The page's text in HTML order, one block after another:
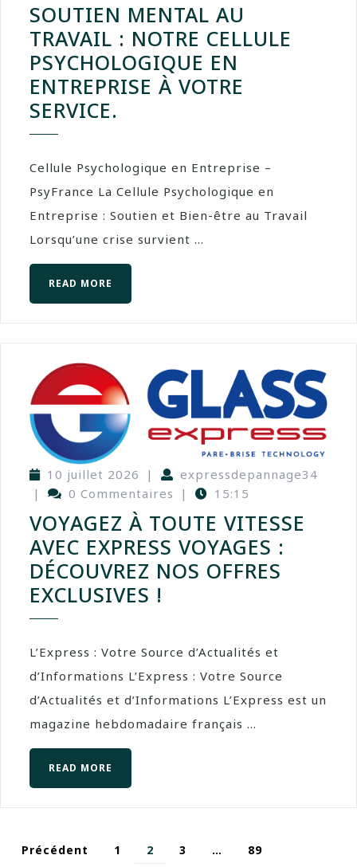
SOUTIEN MENTAL AU
TRAVAIL : NOTRE CELLULE
PSYCHOLOGIQUE EN
ENTREPRISE À VOTRE
SERVICE.
Cellule Psychologique en Entreprise –
PsyFrance La Cellule Psychologique en
Entreprise : Soutien et Bien-être au Travail
Lorsqu’une crise survient ...
READ MORE
10 juillet 2026 |
expressdepannage34
|
0 Commentaires | 15:15
VOYAGEZ À TOUTE VITESSE
AVEC EXPRESS VOYAGES :
DÉCOUVREZ NOS OFFRES
EXCLUSIVES !
L’Express : Votre Source d’Actualités et
d’Informations L’Express : Votre Source
d’Actualités et d’Informations L’Express est un
magazine hebdomadaire français ...
READ MORE
Précédent 1 2 3 … 89